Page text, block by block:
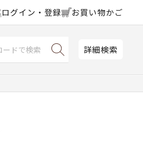
ログイン・登録 お買い物かご
詳細検索